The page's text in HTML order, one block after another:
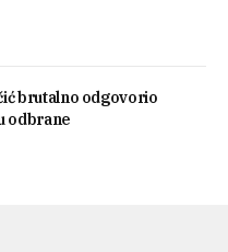
brutalno odgovorio
odbrane